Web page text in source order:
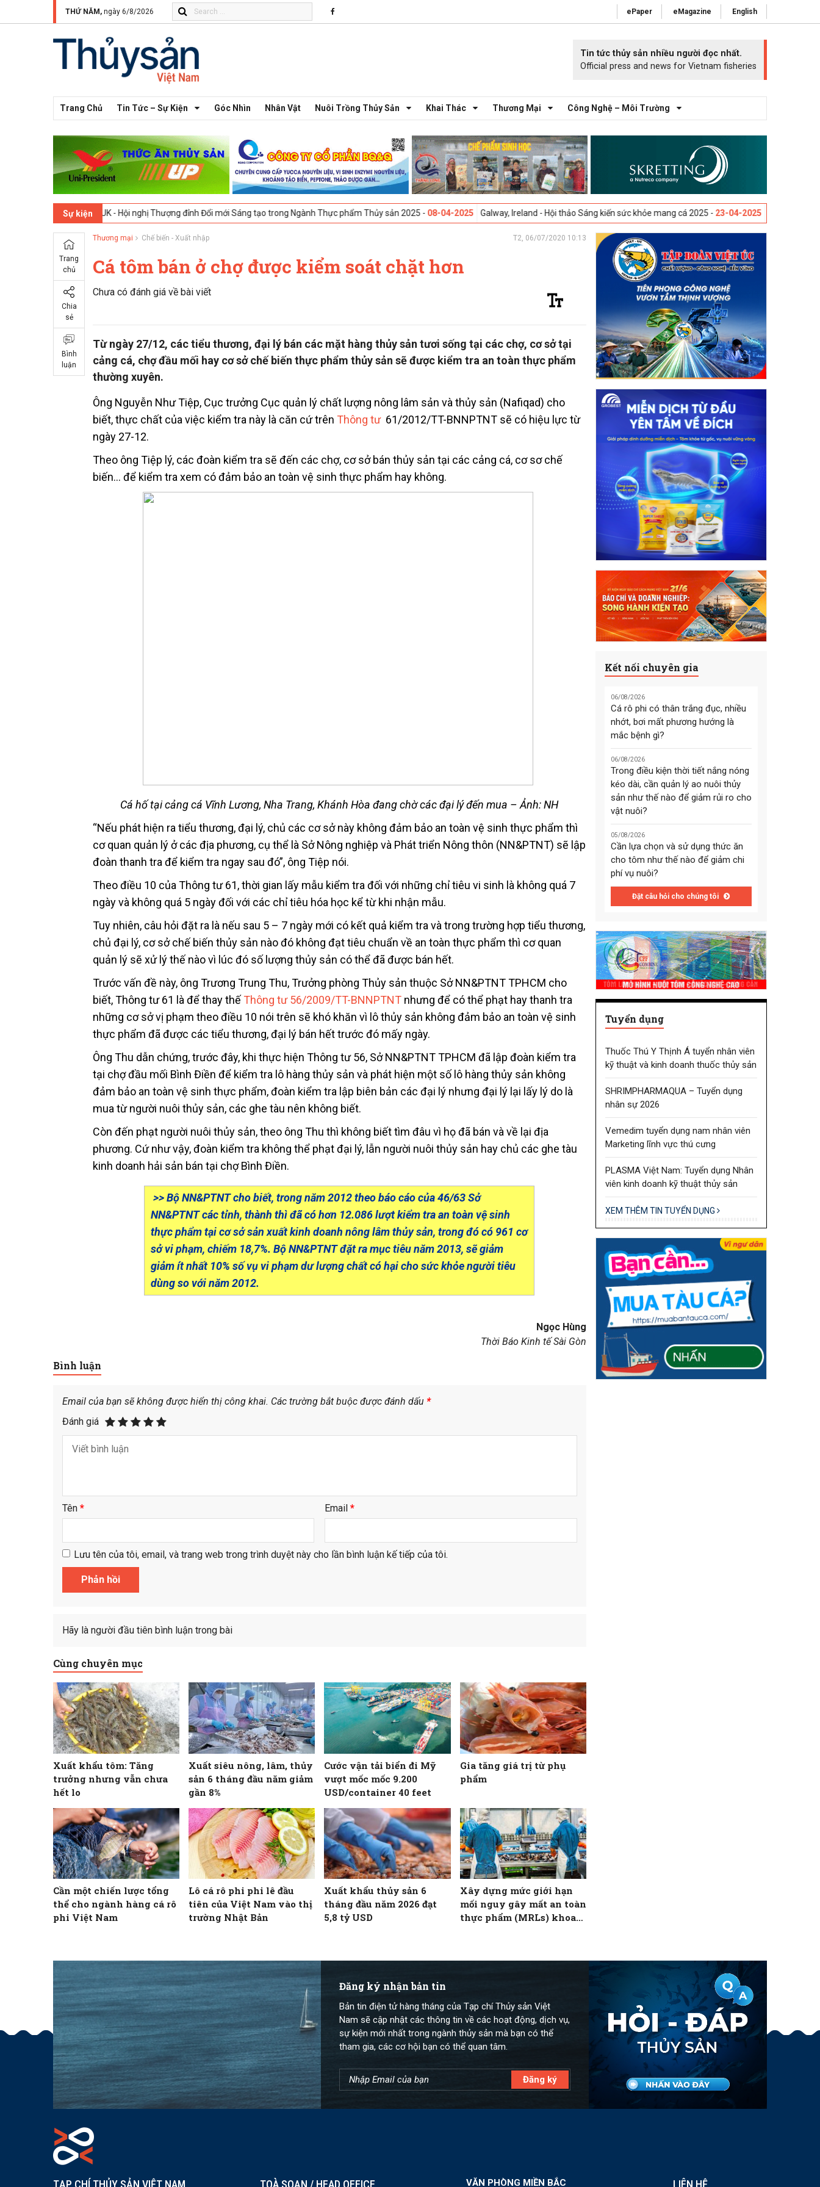
THỨ NĂM, ngày 6/8/2026 ePaper eMagazine English
Tin tức thủy sản nhiều người đọc nhất.
Official press and news for Vietnam fisheries
Trang Chủ Tin Tức – Sự Kiện Góc Nhìn Nhân Vật Nuôi Trồng Thủy Sản Khai Thác Thương Mại Công Nghệ – Môi Trường
Sự kiện
London, UK - Hội nghị Thượng đỉnh Đổi mới Sáng tạo trong Ngành Thực phẩm Thủy sản 2025 -08-04-2025 Galway, Ireland - Hội thảo Sáng kiến sức khỏe mang cá 2025 -23-04-2025 Vigo, Tây Ban Nha - Triển
Trang
chủ
Chia
sẻ
Bình
luận
Thương mại Chế biến - Xuất nhập T2, 06/07/2020 10:13
Cá tôm bán ở chợ được kiểm soát chặt hơn
Chưa có đánh giá về bài viết
Từ ngày 27/12, các tiểu thương, đại lý bán các mặt hàng thủy sản tươi sống tại các chợ, cơ sở tại
cảng cá, chợ đầu mối hay cơ sở chế biến thực phẩm thủy sản sẽ được kiểm tra an toàn thực phẩm
thường xuyên.
Ông Nguyễn Như Tiệp, Cục trưởng Cục quản lý chất lượng nông lâm sản và thủy sản (Nafiqad) cho
biết, thực chất của việc kiểm tra này là căn cứ trên Thông tư 61/2012/TT-BNNPTNT sẽ có hiệu lực từ
ngày 27-12.
Theo ông Tiệp lý, các đoàn kiểm tra sẽ đến các chợ, cơ sở bán thủy sản tại các cảng cá, cơ sơ chế
biến… để kiểm tra xem có đảm bảo an toàn vệ sinh thực phẩm hay không.
Cá hố tại cảng cá Vĩnh Lương, Nha Trang, Khánh Hòa đang chờ các đại lý đến mua – Ảnh: NH
“Nếu phát hiện ra tiểu thương, đại lý, chủ các cơ sở này không đảm bảo an toàn vệ sinh thực phẩm thì
cơ quan quản lý ở các địa phương, cụ thể là Sở Nông nghiệp và Phát triển Nông thôn (NN&PTNT) sẽ lập
đoàn thanh tra để kiểm tra ngay sau đó”, ông Tiệp nói.
Theo điều 10 của Thông tư 61, thời gian lấy mẫu kiểm tra đối với những chỉ tiêu vi sinh là không quá 7
ngày và không quá 5 ngày đối với các chỉ tiêu hóa học kể từ khi nhận mẫu.
Tuy nhiên, câu hỏi đặt ra là nếu sau 5 – 7 ngày mới có kết quả kiểm tra và trong trường hợp tiểu thương,
chủ đại lý, cơ sở chế biến thủy sản nào đó không đạt tiêu chuẩn về an toàn thực phẩm thì cơ quan
quản lý sẽ xử lý thế nào vì lúc đó số lượng thủy sản có thể đã được bán hết.
Trước vấn đề này, ông Trương Trung Thu, Trưởng phòng Thủy sản thuộc Sở NN&PTNT TPHCM cho
biết, Thông tư 61 là để thay thế Thông tư 56/2009/TT-BNNPTNT nhưng để có thể phạt hay thanh tra
những cơ sở vị phạm theo điều 10 nói trên sẽ khó khăn vì lô thủy sản không đảm bảo an toàn vệ sinh
thực phẩm đã được các tiểu thương, đại lý bán hết trước đó mấy ngày.
Ông Thu dẫn chứng, trước đây, khi thực hiện Thông tư 56, Sở NN&PTNT TPHCM đã lập đoàn kiểm tra
tại chợ đầu mối Bình Điền để kiểm tra lô hàng thủy sản và phát hiện một số lô hàng thủy sản không
đảm bảo an toàn vệ sinh thực phẩm, đoàn kiểm tra lập biên bản các đại lý nhưng đại lý lại lấy lý do là
mua từ người nuôi thủy sản, các ghe tàu nên không biết.
Còn đến phạt người nuôi thủy sản, theo ông Thu thì không biết tìm đâu vì họ đã bán và về lại địa
phương. Cứ như vậy, đoàn kiểm tra không thể phạt đại lý, lẫn người nuôi thủy sản hay chủ các ghe tàu
kinh doanh hải sản bán tại chợ Bình Điền.
>> Bộ NN&PTNT cho biết, trong năm 2012 theo báo cáo của 46/63 Sở
NN&PTNT các tỉnh, thành thì đã có hơn 12.086 lượt kiểm tra an toàn vệ sinh
thực phẩm tại cơ sở sản xuất kinh doanh nông lâm thủy sản, trong đó có 961 cơ
sở vi phạm, chiếm 18,7%. Bộ NN&PTNT đặt ra mục tiêu năm 2013, sẽ giảm
giảm ít nhất 10% số vụ vi phạm dư lượng chất có hại cho sức khỏe người tiêu
dùng so với năm 2012.
Ngọc Hùng
Thời Báo Kinh tế Sài Gòn
Bình luận
Email của bạn sẽ không được hiển thị công khai. Các trường bắt buộc được đánh dấu *
Đánh giá
Tên * Email*
Lưu tên của tôi, email, và trang web trong trình duyệt này cho lần bình luận kế tiếp của tôi.
Hãy là người đầu tiên bình luận trong bài
Cùng chuyên mục
Xuất khẩu tôm: Tăng
trưởng nhưng vẫn chưa
hết lo
Xuất siêu nông, lâm, thủy
sản 6 tháng đầu năm giảm
gần 8%
Cước vận tải biển đi Mỹ
vượt mốc mốc 9.200
USD/container 40 feet
Gia tăng giá trị từ phụ
phẩm
Cần một chiến lược tổng
thể cho ngành hàng cá rô
phi Việt Nam
Lô cá rô phi phi lê đầu
tiên của Việt Nam vào thị
trường Nhật Bản
Xuất khẩu thủy sản 6
tháng đầu năm 2026 đạt
5,8 tỷ USD
Xây dựng mức giới hạn
mối nguy gây mất an toàn
thực phẩm (MRLs) khoa
Kết nối chuyên gia
06/08/2026
Cá rô phi có thân trắng đục, nhiều
nhớt, bơi mất phương hướng là
mắc bệnh gì?
06/08/2026
Trong điều kiện thời tiết nắng nóng
kéo dài, cần quản lý ao nuôi thủy
sản như thế nào để giảm rủi ro cho
vật nuôi?
05/08/2026
Cần lựa chọn và sử dụng thức ăn
cho tôm như thế nào để giảm chi
phí vụ nuôi?
Đặt câu hỏi cho chúng tôi
Tuyển dụng
Thuốc Thú Y Thịnh Á tuyển nhân viên
kỹ thuật và kinh doanh thuốc thủy sản
SHRIMPHARMAQUA – Tuyển dụng
nhân sự 2026
Vemedim tuyển dụng nam nhân viên
Marketing lĩnh vực thú cưng
PLASMA Việt Nam: Tuyển dụng Nhân
viên kinh doanh kỹ thuật thủy sản
XEM THÊM TIN TUYỂN DỤNG
Đăng ký nhận bản tin
Bản tin điện tử hàng tháng của Tạp chí Thủy sản Việt
Nam sẽ cập nhật các thông tin về các hoạt động, dịch vụ,
sự kiện mới nhất trong ngành thủy sản mà bạn có thể
tham gia, các cơ hội bạn có thể quan tâm.
TẠP CHÍ THỦY SẢN VIỆT NAM TOÀ SOẠN / HEAD OFFICE VĂN PHÒNG MIỀN BẮC LIÊN HỆ